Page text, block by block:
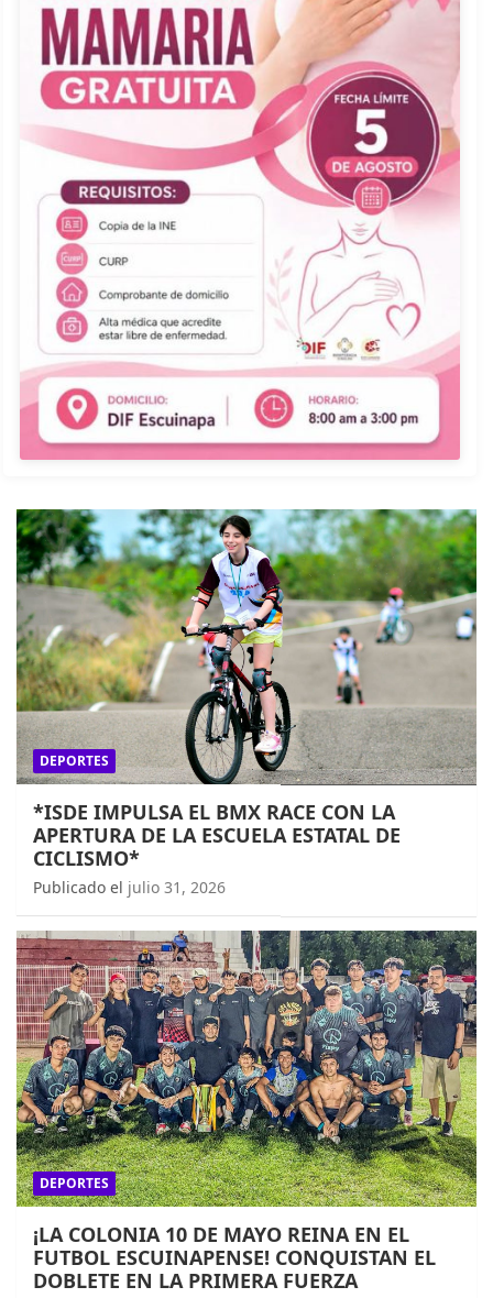
DEPORTES
*ISDE IMPULSA EL BMX RACE CON LA
APERTURA DE LA ESCUELA ESTATAL DE
CICLISMO*
Publicado el julio 31, 2026
DEPORTES
¡LA COLONIA 10 DE MAYO REINA EN EL
FUTBOL ESCUINAPENSE! CONQUISTAN EL
DOBLETE EN LA PRIMERA FUERZA